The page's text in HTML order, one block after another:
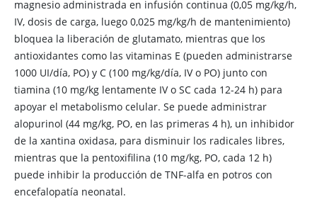
magnesio administrada en infusión continua (0,05 mg/kg/h,
IV, dosis de carga, luego 0,025 mg/kg/h de mantenimiento)
bloquea la liberación de glutamato, mientras que los
antioxidantes como las vitaminas E (pueden administrarse
1000 UI/día, PO) y C (100 mg/kg/día, IV o PO) junto con
tiamina (10 mg/kg lentamente IV o SC cada 12-24 h) para
apoyar el metabolismo celular. Se puede administrar
alopurinol (44 mg/kg, PO, en las primeras 4 h), un inhibidor
de la xantina oxidasa, para disminuir los radicales libres,
mientras que la pentoxifilina (10 mg/kg, PO, cada 12 h)
puede inhibir la producción de TNF-alfa en potros con
encefalopatía neonatal.